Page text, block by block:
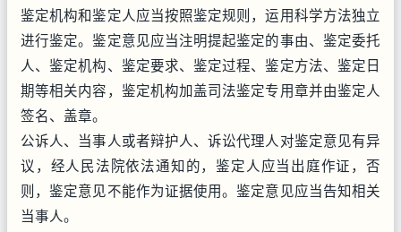
鉴定机构和鉴定人应当按照鉴定规则，运用科学方法独立
进行鉴定。鉴定意见应当注明提起鉴定的事由、鉴定委托
人、鉴定机构、鉴定要求、鉴定过程、鉴定方法、鉴定日
期等相关内容，鉴定机构加盖司法鉴定专用章并由鉴定人
签名、盖章。
公诉人、当事人或者辩护人、诉讼代理人对鉴定意见有异
议，经人民法院依法通知的，鉴定人应当出庭作证，否
则，鉴定意见不能作为证据使用。鉴定意见应当告知相关
当事人。